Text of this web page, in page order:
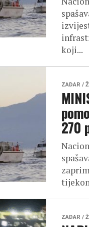
koji...
ZADAR /
270
ZADAR /